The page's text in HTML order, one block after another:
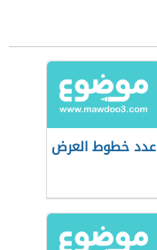
عدد خطوط العرض